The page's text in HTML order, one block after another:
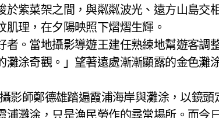
紫菜架之間，與粼粼波光、遠方山島交
理，在夕陽映照下熠熠生輝。
。當地攝影導遊王建任熟練地幫遊客調
涂奇觀。」望著遠處漸漸顯露的金色灘
影師鄭德雄踏遍霞浦海岸與灘涂，以鏡頭
灘涂，只是漁民勞作的尋常場所。而今